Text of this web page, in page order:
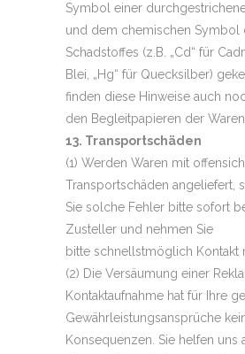
Symbol einer
und dem chemischen Symbol
Schadstoffes (z.B. „Cd“ für
Blei, „Hg“ für Quecksilber)
finden diese Hinweise auch
den Begleitpapieren der
13. Transportschäden
(1) Werden Waren mit
Transportschäden angeliefert,
Sie solche Fehler bitte sofort
Zusteller und nehmen Sie
bitte schnellstmöglich Kontakt
(2) Die Versäumung einer
Kontaktaufnahme hat für Ihre
Gewährleistungsansprüche
Konsequenzen. Sie helfen uns